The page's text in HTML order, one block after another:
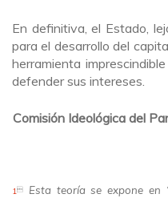
En definitiva, el Estado,
para el desarrollo del
herramienta
defender sus intereses.
Comisión Ideológica del
1 Esta teoría se expone en